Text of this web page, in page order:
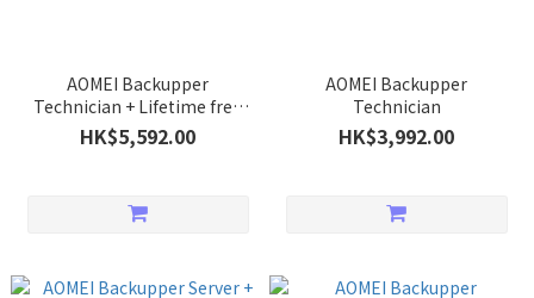
AOMEI Backupper
Technician + Lifetime free
upgrade
HK$5,592.00
AOMEI Backupper
Technician
HK$3,992.00